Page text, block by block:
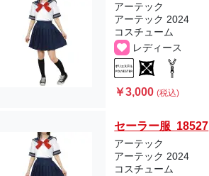
アーテック
アーテック 2024
コスチューム
レディース
￥3,000(税込)
セーラー服 18527
アーテック
アーテック 2024
コスチューム